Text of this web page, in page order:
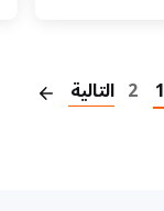
1
2 التالية